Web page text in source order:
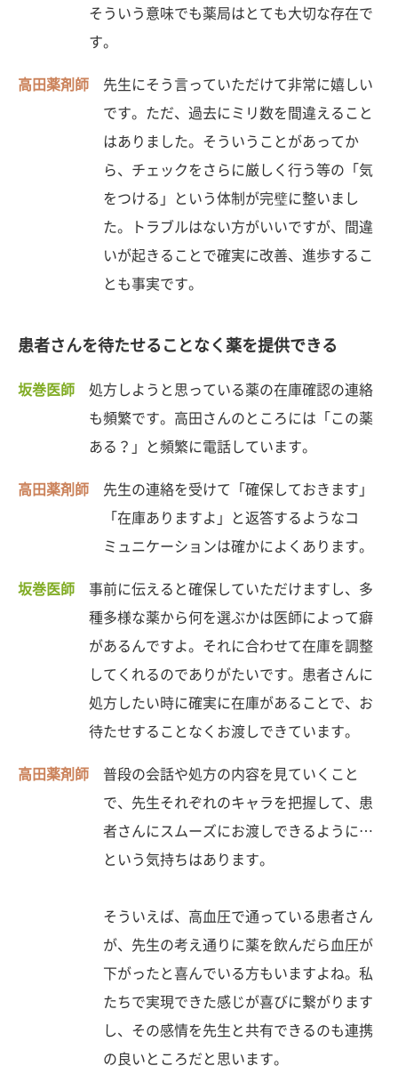
そういう意味でも薬局はとても大切な存在で
す。
高田薬剤師
先生にそう言っていただけて非常に嬉しい
です。ただ、過去にミリ数を間違えること
はありました。そういうことがあってか
ら、チェックをさらに厳しく行う等の「気
をつける」という体制が完璧に整いまし
た。トラブルはない方がいいですが、間違
いが起きることで確実に改善、進歩するこ
とも事実です。
患者さんを待たせることなく薬を提供できる
坂巻医師
処方しようと思っている薬の在庫確認の連絡
も頻繁です。高田さんのところには「この薬
ある？」と頻繁に電話しています。
高田薬剤師
先生の連絡を受けて「確保しておきます」
「在庫ありますよ」と返答するようなコ
ミュニケーションは確かによくあります。
坂巻医師
事前に伝えると確保していただけますし、多
種多様な薬から何を選ぶかは医師によって癖
があるんですよ。それに合わせて在庫を調整
してくれるのでありがたいです。患者さんに
処方したい時に確実に在庫があることで、お
待たせすることなくお渡しできています。
高田薬剤師
普段の会話や処方の内容を見ていくこと
で、先生それぞれのキャラを把握して、患
者さんにスムーズにお渡しできるように…
という気持ちはあります。
そういえば、高血圧で通っている患者さん
が、先生の考え通りに薬を飲んだら血圧が
下がったと喜んでいる方もいますよね。私
たちで実現できた感じが喜びに繋がります
し、その感情を先生と共有できるのも連携
の良いところだと思います。